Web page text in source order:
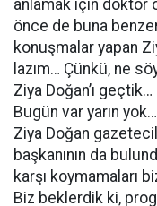
anlamak için doktor
önce de buna
konuşmalar yapan
lazım… Çünkü, ne
Ziya Doğan’ı geçtik…
Bugün var yarın yok…
Ziya Doğan
başkanının da
karşı koymamaları
Biz beklerdik ki,